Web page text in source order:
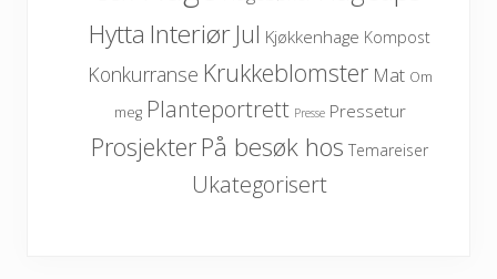
Hytta Interiør Jul Kjøkkenhage Kompost
Konkurranse Krukkeblomster Mat Om
meg Planteportrett Presse Pressetur
ProsjekterPå besøk hos Temareiser
Ukategorisert